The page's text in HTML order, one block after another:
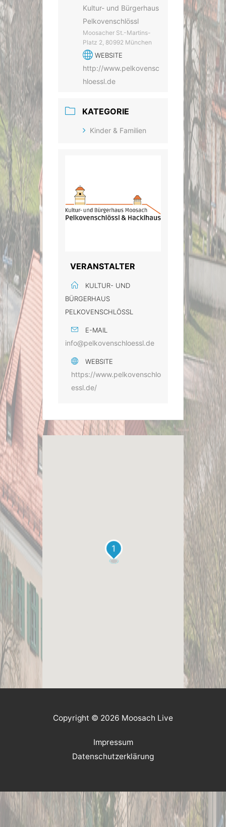
Kultur- und Bürgerhaus
Pelkovenschlössl
Moosacher St.-Martins-
Platz 2, 80992 München
WEBSITE
http://www.pelkovensc
hloessl.de
KATEGORIE
Kinder & Familien
VERANSTALTER
KULTUR- UND
BÜRGERHAUS
PELKOVENSCHLÖSSL
E-MAIL
info@pelkovenschloessl.de
WEBSITE
https://www.pelkovenschlo
essl.de/
1
Copyright © 2026 Moosach Live
Impressum
Datenschutzerklärung